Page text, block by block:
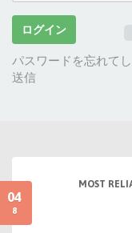
ド:
ログイン
パスワードを忘れて
送信
04
8
MOST